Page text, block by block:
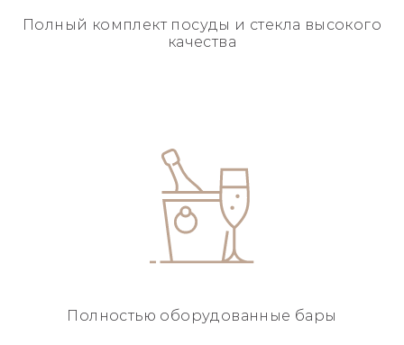
Полный комплект посуды и стекла высокого
качества
Полностью оборудованные бары